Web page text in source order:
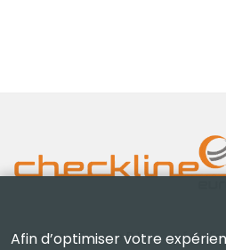
Checkline Europe B.V. —
Afin d’optimiser votre